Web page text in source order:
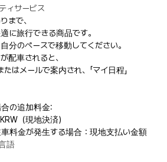
ィサービス
まで、
に旅行できる商品です。
分のペースで移動してください。
配車されると、
はメールで案内され、「マイ日程」
の追加料金:
（現地決済）
料金が発生する場合：現地支払い金額
語